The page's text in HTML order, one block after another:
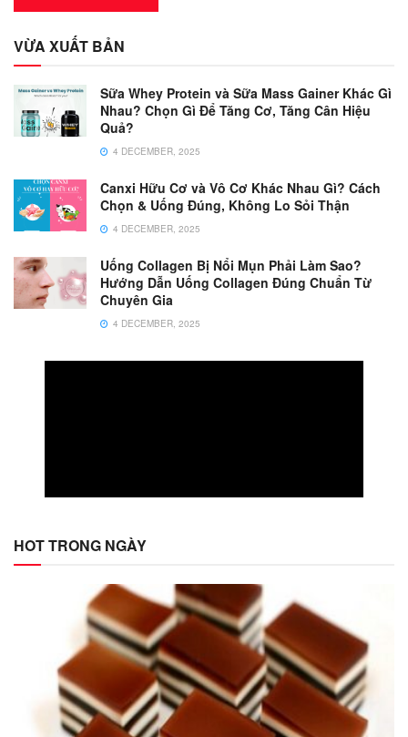
VỪA XUẤT BẢN
Sữa Whey Protein và Sữa Mass Gainer Khác Gì
Nhau? Chọn Gì Để Tăng Cơ, Tăng Cân Hiệu
Quả?
4 DECEMBER, 2025
Canxi Hữu Cơ và Vô Cơ Khác Nhau Gì? Cách
Chọn & Uống Đúng, Không Lo Sỏi Thận
4 DECEMBER, 2025
Uống Collagen Bị Nổi Mụn Phải Làm Sao?
Hướng Dẫn Uống Collagen Đúng Chuẩn Từ
Chuyên Gia
4 DECEMBER, 2025
HOT TRONG NGÀY